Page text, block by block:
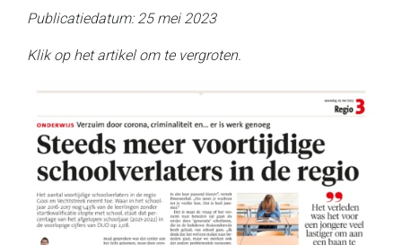
Publicatiedatum: 25 mei 2023
Klik op het artikel om te vergroten.